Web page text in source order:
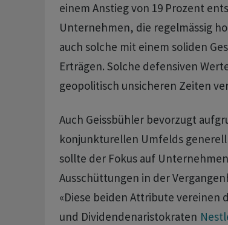
einem Anstieg von 19 Prozent
Unternehmen, die regelmässig
auch solche mit einem soliden
Erträgen. Solche defensiven
geopolitisch unsicheren Zeiten
Auch Geissbühler bevorzugt
konjunkturellen Umfelds
sollte der Fokus auf
Ausschüttungen in der
«Diese beiden Attribute vereinen
und Dividendenaristokraten